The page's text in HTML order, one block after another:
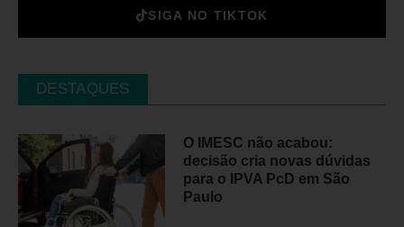
SIGA NO TIKTOK
DESTAQUES
O IMESC não acabou:
decisão cria novas dúvidas
para o IPVA PcD em São
Paulo